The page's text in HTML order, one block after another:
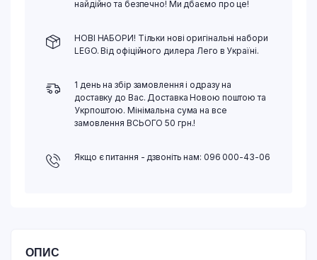
найдійно та безпечно! Ми дбаємо про це!
НОВІ НАБОРИ! Тільки нові оригінальні набори
LEGO. Від офіційного дилера Лего в Україні.
1 день на збір замовлення і одразу на
доставку до Вас. Доставка Новою поштою та
Укрпоштою. Мінімальна сума на все
замовлення ВСЬОГО 50 грн.!
Якщо є питання - дзвоніть нам: 096 000-43-06
ОПИС